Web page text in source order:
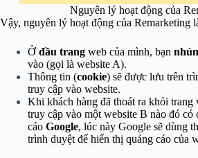
Nguyên lý hoạt động của
Vậy, nguyên lý hoạt động của Remarketing
Ở đầu trang web của mình, bạn
vào (gọi là website A).
Thông tin (cookie) sẽ được lưu trên
truy cập vào website.
Khi khách hàng đã thoát ra khỏi trang
truy cập vào một website B nào đó có
cáo Google, lúc này Google sẽ dùng
trình duyệt để hiển thị quảng cáo của